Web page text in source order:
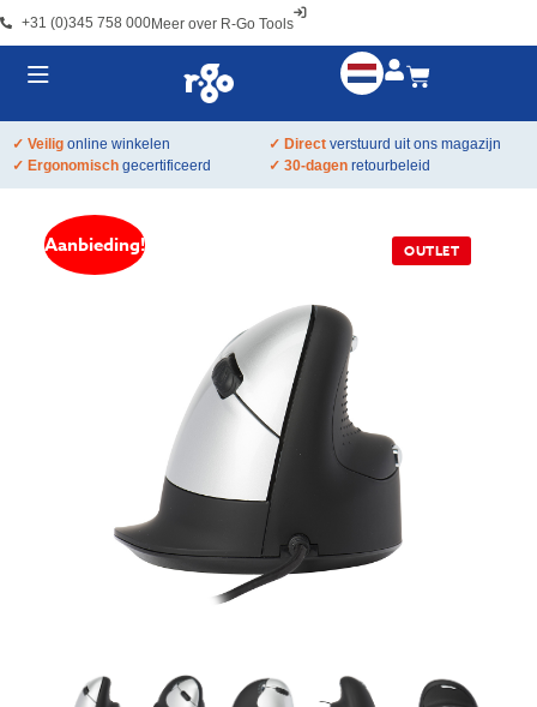
+31 (0)345 758 000Meer over R-Go Tools
✓ Veilig online winkelen ✓ Direct verstuurd uit ons magazijn
✓ Ergonomisch gecertificeerd ✓ 30-dagen retourbeleid
Aanbieding! OUTLET